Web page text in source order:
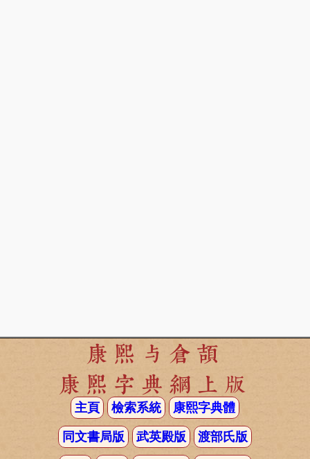
康熙与倉頡
康熙字典網上版
主頁 檢索系統 康熙字典體
同文書局版 武英殿版 渡部氏版